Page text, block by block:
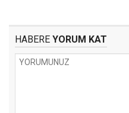
HABERE YORUM KAT